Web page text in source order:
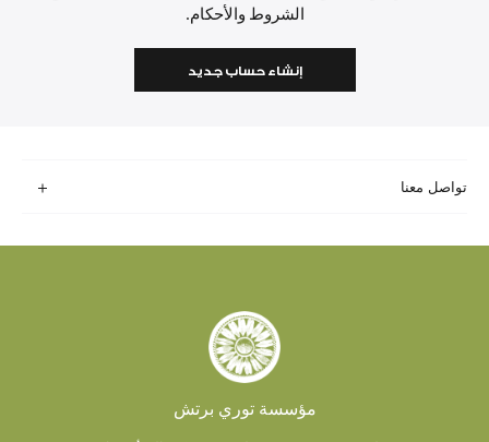
الشروط والأحكام.
إنشاء حساب جديد
تواصل معنا
مؤسسة توري برتش